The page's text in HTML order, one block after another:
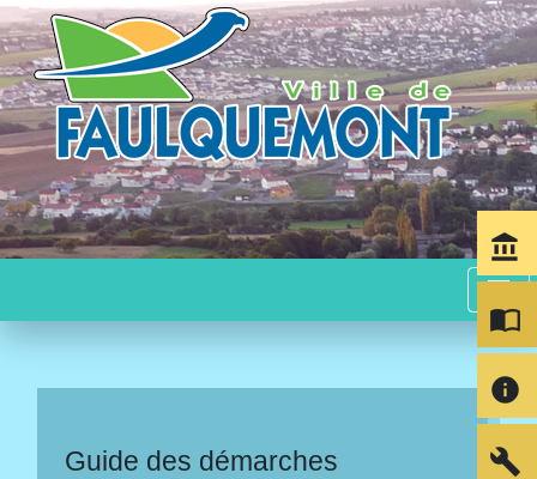
menu
Guide des démarches
account_balance
import_contacts
info
build